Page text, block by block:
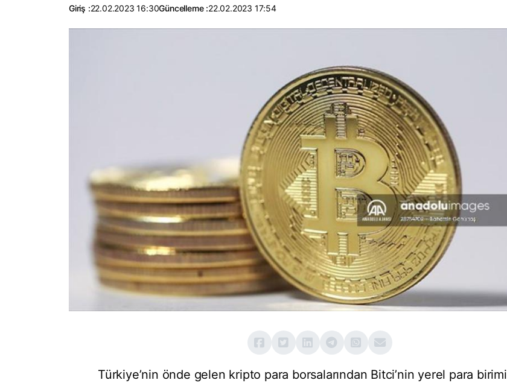
Giriş :22.02.2023 16:30Güncelleme :22.02.2023 17:54
Türkiye’nin önde gelen kripto para borsalarından Bitci’nin yerel para birimi